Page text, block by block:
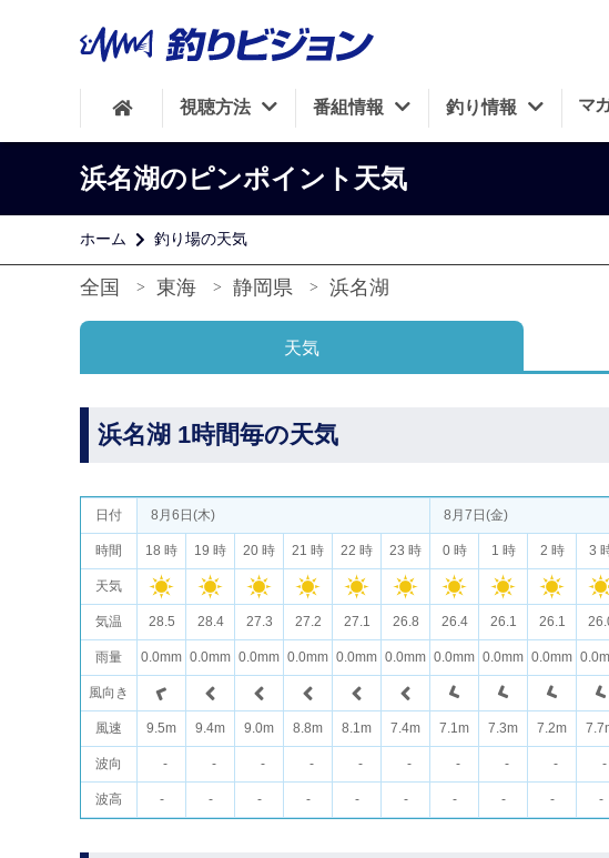
視聴方法 番組情報 釣り情報 マ
浜名湖のピンポイント天気
ホーム 釣り場の天気
全国 東海 静岡県 浜名湖
天気
浜名湖 1時間毎の天気
日付
時間
天気
気温
雨量
風向き
風速
波向
波高
8月6日(木) 8月7日(金)
18 時 19 時 20 時 21 時 22 時 23 時 0 時 1 時 2 時 3
28.5 28.4 27.3 27.2 27.1 26.8 26.4 26.1 26.1
0.0mm 0.0mm 0.0mm 0.0mm 0.0mm 0.0mm 0.0mm 0.0mm 0.0mm
9.5m 9.4m 9.0m 8.8m 8.1m 7.4m 7.1m 7.3m 7.2m
- - - - - - - - - -
- - - - - - - - - -